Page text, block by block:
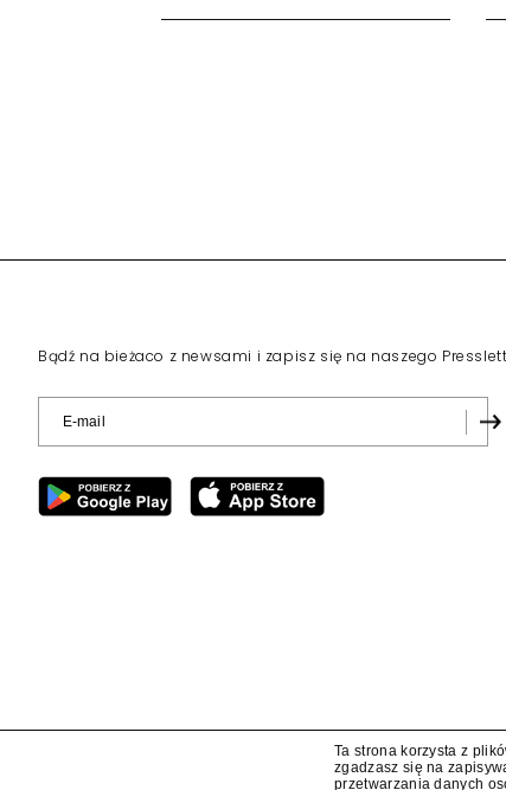
Bądź na bieżaco z newsami i zapisz się na naszego
Ta strona korzysta z
zgadzasz się na
przetwarzania danych